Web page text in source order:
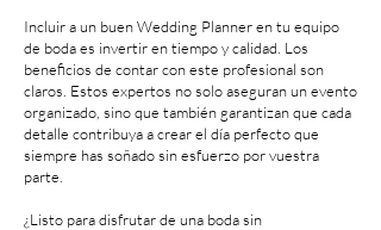
Incluir a un buen Wedding Planner en tu equipo
de boda es invertir en tiempo y calidad. Los
beneficios de contar con este profesional son
claros. Estos expertos no solo aseguran un evento
organizado, sino que también garantizan que cada
detalle contribuya a crear el día perfecto que
siempre has soñado sin esfuerzo por vuestra
parte.
¿Listo para disfrutar de una boda sin